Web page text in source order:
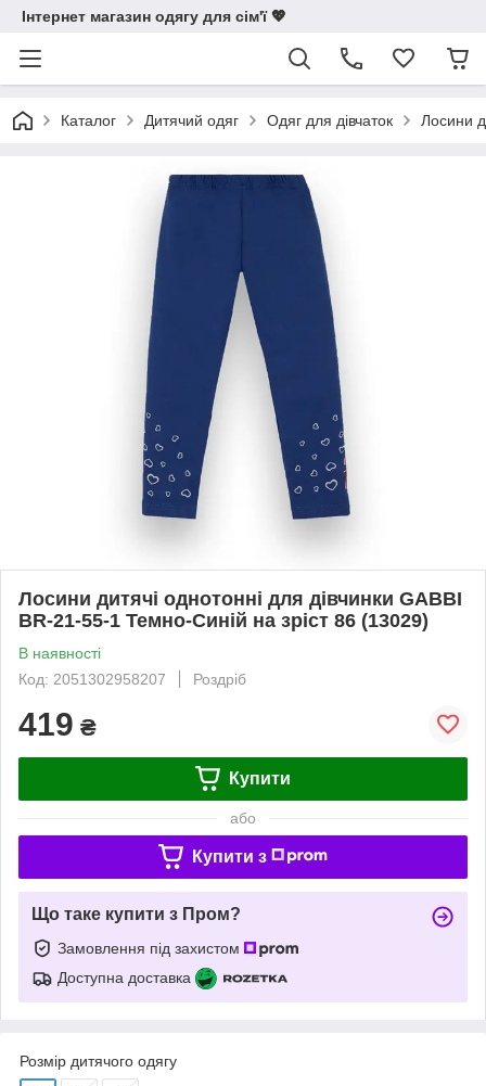
Інтернет магазин одягу для сім'ї 💖
Каталог Дитячий одяг Одяг для дівчаток Лосини
Лосини дитячі однотонні для дівчинки GABBI
BR-21-55-1 Темно-Синій на зріст 86 (13029)
В наявності
Код: 2051302958207
Роздріб
419 ₴
Купити
або
Купити з
Що таке купити з Пром?
Замовлення під захистом
Доступна доставка
Розмір дитячого одягу